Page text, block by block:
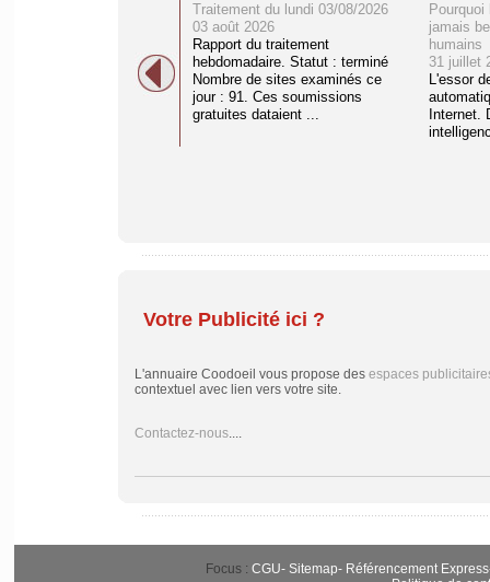
Traitement du lundi 03/08/2026
03 août 2026
Rapport du traitement
hebdomadaire. Statut : terminé
Nombre de sites examinés ce
jour : 91. Ces soumissions
gratuites dataient ...
jamais
humains
31 juillet
L'essor
Internet.
Votre Publicité ici ?
L'annuaire Coodoeil vous propose des espaces
contextuel avec lien vers votre site.
Contactez-nous....
Focus : CGU- Sitemap- Référencement Express